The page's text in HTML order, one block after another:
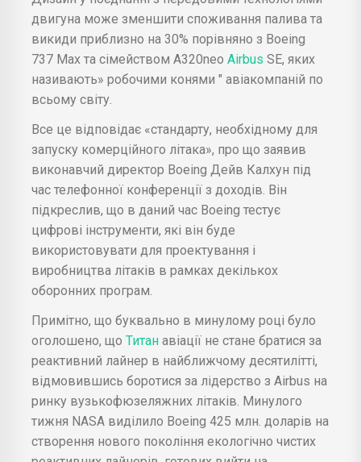
двигуна може зменшити споживання палива та
викиди приблизно на 30% порівняно з Boeing
737 Max та сімейством A320neo Airbus SE, яких
називають» робочими конями " авіакомпаній по
всьому світу.
Все це відповідає «стандарту, необхідному для
запуску комерційного літака», про що заявив
виконавчий директор Boeing Дейв Калхун під
час телефонної конференції з доходів. Він
підкреслив, що в даний час Boeing тестує
цифрові інструменти, які він буде
використовувати для проектування і
виробництва літаків в рамках декількох
оборонних програм.
Примітно, що буквально в минулому році було
оголошено, що Титан авіації не стане братися за
реактивний лайнер в найближчому десятилітті,
відмовившись боротися за лідерство з Airbus на
ринку вузькофюзеляжних літаків. Минулого
тижня NASA виділило Boeing 425 млн. доларів на
створення нового покоління екологічно чистих